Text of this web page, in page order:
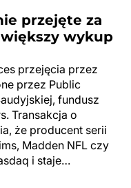
przejęte za
wykup
przejęcia przez
przez Public
fundusz
Transakcja o
że producent serii
Madden NFL czy
i staje…